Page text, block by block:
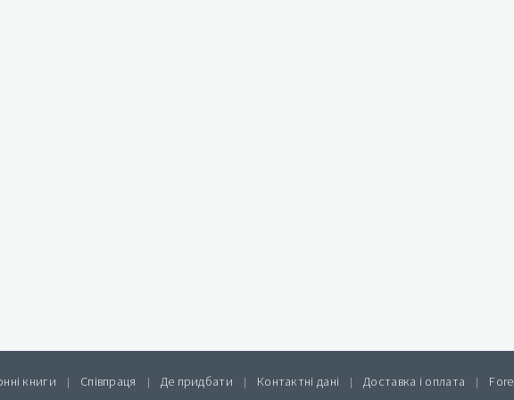
книги | Співпраця | Де придбати | Контактні дані | Доставка і оплата |